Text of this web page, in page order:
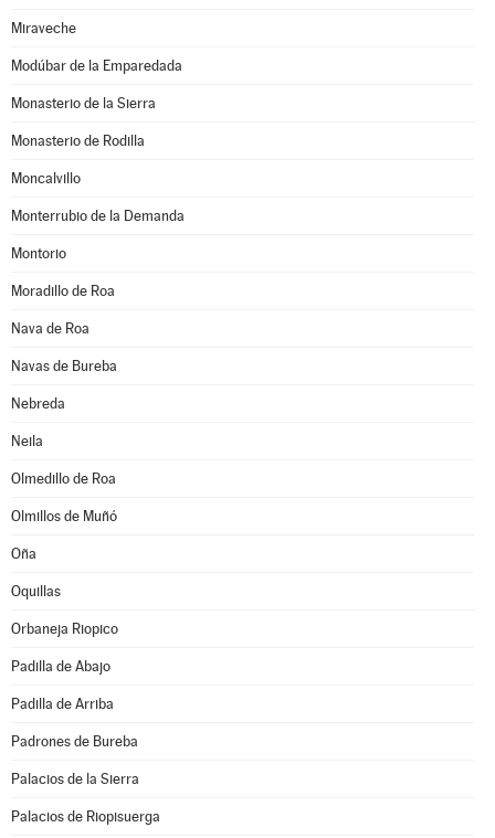
Miraveche
Modúbar de la Emparedada
Monasterio de la Sierra
Monasterio de Rodilla
Moncalvillo
Monterrubio de la Demanda
Montorio
Moradillo de Roa
Nava de Roa
Navas de Bureba
Nebreda
Neila
Olmedillo de Roa
Olmillos de Muñó
Oña
Oquillas
Orbaneja Riopico
Padilla de Abajo
Padilla de Arriba
Padrones de Bureba
Palacios de la Sierra
Palacios de Riopisuerga